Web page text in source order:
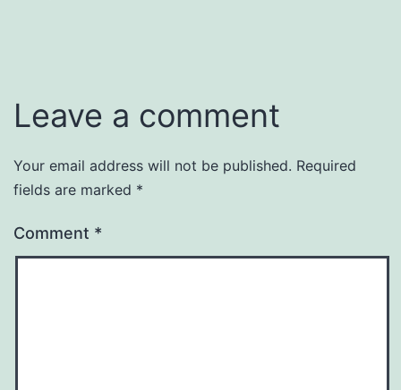
Leave a comment
Your email address will not be published. Required
fields are marked *
Comment *